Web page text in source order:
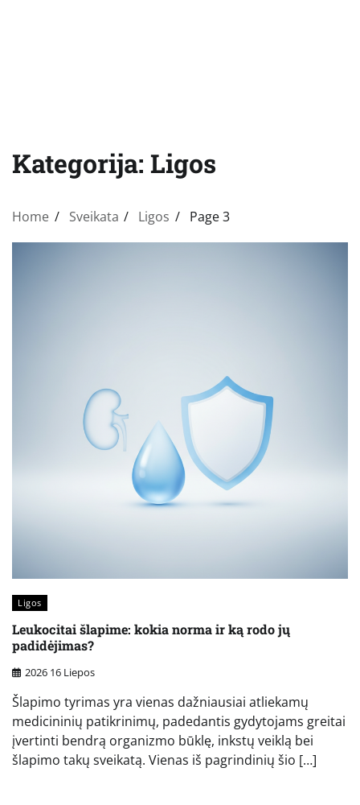
Kategorija: Ligos
Home Sveikata Ligos Page 3
Ligos
Leukocitai šlapime: kokia norma ir ką rodo jų
padidėjimas?
2026 16 Liepos
Šlapimo tyrimas yra vienas dažniausiai atliekamų
medicininių patikrinimų, padedantis gydytojams greitai
įvertinti bendrą organizmo būklę, inkstų veiklą bei
šlapimo takų sveikatą. Vienas iš pagrindinių šio […]